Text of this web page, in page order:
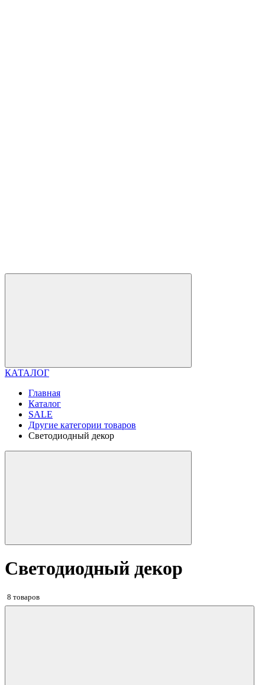
КАТАЛОГ
Главная
Каталог
SALE
Другие категории товаров
Светодиодный декор
Светодиодный декор
8 товаров